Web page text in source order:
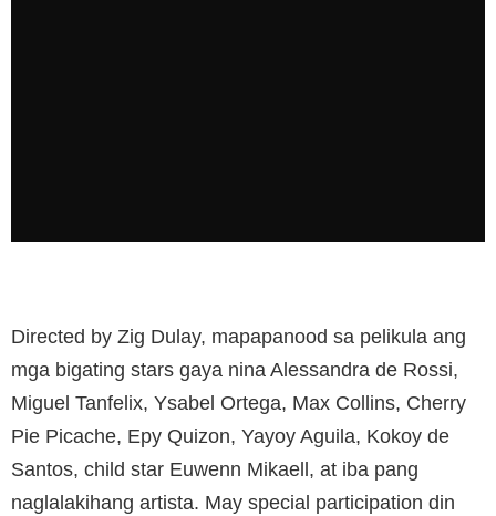
Directed by Zig Dulay, mapapanood sa pelikula ang
mga bigating stars gaya nina Alessandra de Rossi,
Miguel Tanfelix, Ysabel Ortega, Max Collins, Cherry
Pie Picache, Epy Quizon, Yayoy Aguila, Kokoy de
Santos, child star Euwenn Mikaell, at iba pang
naglalakihang artista. May special participation din